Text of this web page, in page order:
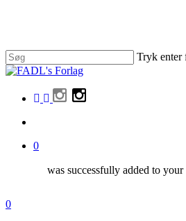
content
Tryk enter
Close
facebook
linkedin
instagram
0
was successfully added to your
Menu
search
0